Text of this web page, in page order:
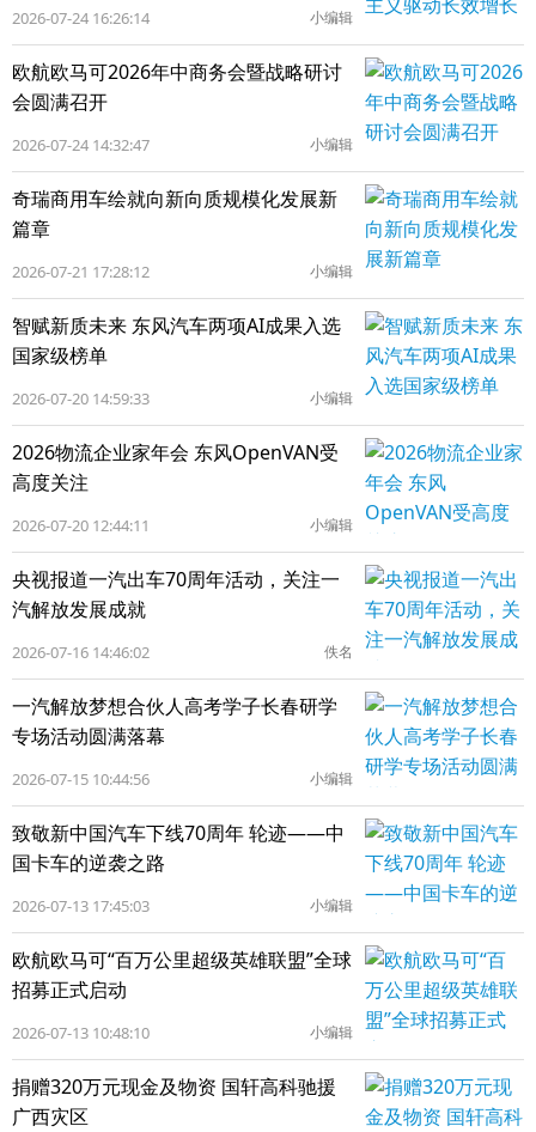
2026-07-24 16:26:14 小编辑
欧航欧马可2026年中商务会暨战略研讨
会圆满召开
2026-07-24 14:32:47 小编辑
奇瑞商用车绘就向新向质规模化发展新
篇章
2026-07-21 17:28:12 小编辑
智赋新质未来 东风汽车两项AI成果入选
国家级榜单
2026-07-20 14:59:33 小编辑
2026物流企业家年会 东风OpenVAN受
高度关注
2026-07-20 12:44:11 小编辑
央视报道一汽出车70周年活动，关注一
汽解放发展成就
2026-07-16 14:46:02 佚名
一汽解放梦想合伙人高考学子长春研学
专场活动圆满落幕
2026-07-15 10:44:56 小编辑
致敬新中国汽车下线70周年 轮迹——中
国卡车的逆袭之路
2026-07-13 17:45:03 小编辑
欧航欧马可“百万公里超级英雄联盟”全球
招募正式启动
2026-07-13 10:48:10 小编辑
捐赠320万元现金及物资 国轩高科驰援
广西灾区